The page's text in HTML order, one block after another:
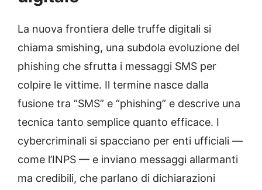
La nuova frontiera delle truffe digitali si
chiama smishing, una subdola evoluzione del
phishing che sfrutta i messaggi SMS per
colpire le vittime. Il termine nasce dalla
fusione tra “SMS” e “phishing” e descrive una
tecnica tanto semplice quanto efficace. I
cybercriminali si spacciano per enti ufficiali —
come l’INPS — e inviano messaggi allarmanti
ma credibili, che parlano di dichiarazioni